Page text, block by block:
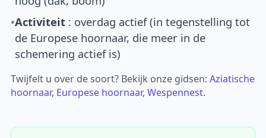
•Activiteit : overdag actief (in tegenstelling tot
de Europese hoornaar, die meer in de
schemering actief is)
Twijfelt u over de soort? Bekijk onze gidsen:Aziatische
hoornaar, Europese hoornaar,Wespennest.